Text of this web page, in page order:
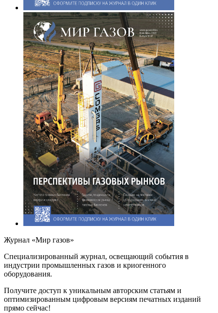
Журнал «Мир газов»
Cпециализированный журнал, освещающий события в
индустрии промышленных газов и криогенного
оборудования.
Получите доступ к уникальным авторским статьям и
оптимизированным цифровым версиям печатных изданий
прямо сейчас!